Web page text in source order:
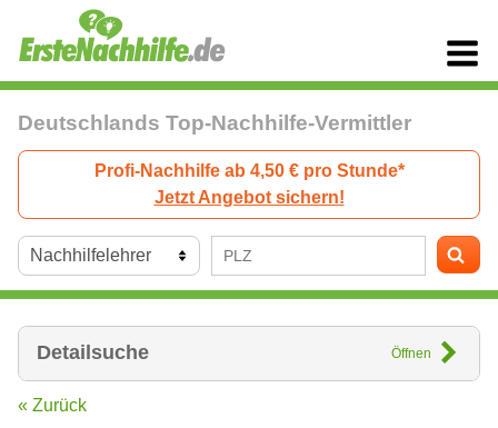
Deutschlands Top-Nachhilfe-Vermittler
Profi-Nachhilfe ab 4,50 € pro Stunde*
Jetzt Angebot sichern!
Detailsuche Öffnen
« Zurück